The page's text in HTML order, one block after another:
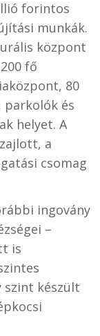
forintos
munkák.
központ
fő
80
parkolók és
helyet. A
a
csomag
ingovány
–
is
készült